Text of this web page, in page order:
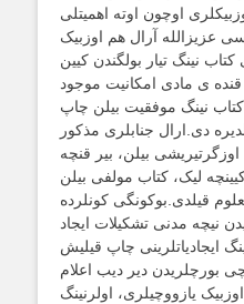
اوچون اوته اهمیتلی
عزیزالله آرال هم اوزبیک
نینگ تیار بولگندن کیین
ی مادی امکانیت موجود
کتاب نینگ موفقیت بیلن چاپ
دی.ارال جنابلری مذکور
بیلن، بیر قنچه
لیک، کتاب مولفی بیلن
قیلدی.بوکونگی کونلرده
نیچه مدنی تشکیلات ایجاد
ایجادیاتلرینی چاپ قیلیش
بورچلریدن دیر دیب اعلام
یازووچیلری، اولرنینگ